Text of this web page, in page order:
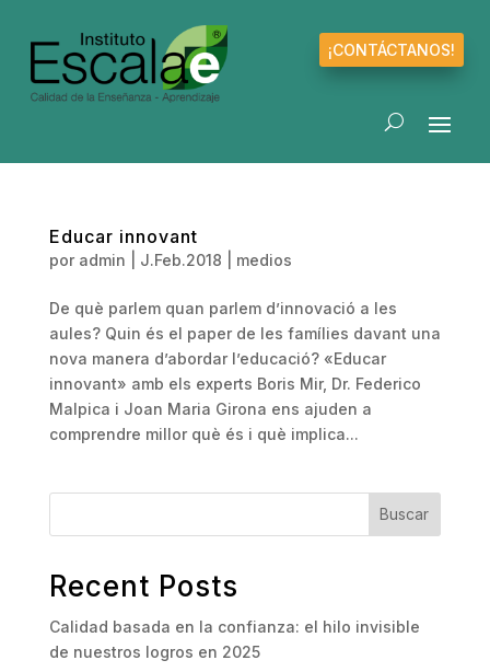
¡CONTÁCTANOS!
Educar innovant
por admin J.Feb.2018 medios
De què parlem quan parlem d’innovació a les
aules? Quin és el paper de les famílies davant una
nova manera d’abordar l’educació? «Educar
innovant» amb els experts Boris Mir, Dr. Federico
Malpica i Joan Maria Girona ens ajuden a
comprendre millor què és i què implica...
Buscar
Recent Posts
Calidad basada en la confianza: el hilo invisible
de nuestros logros en 2025